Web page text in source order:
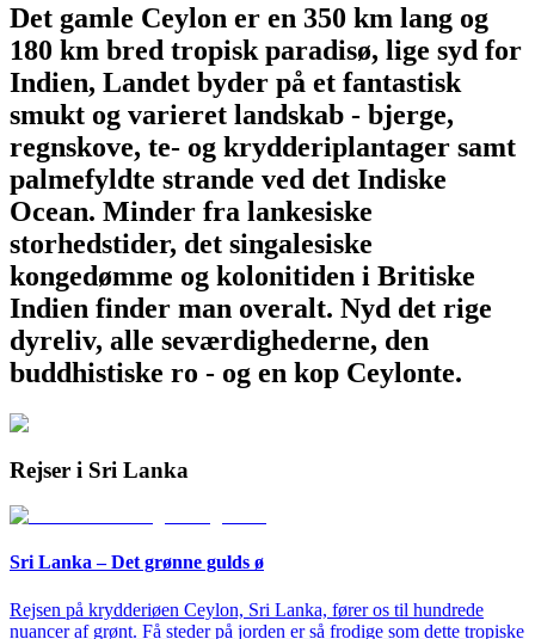
Det gamle Ceylon er en 350 km lang og
180 km bred tropisk paradisø, lige syd for
Indien, Landet byder på et fantastisk
smukt og varieret landskab - bjerge,
regnskove, te- og krydderiplantager samt
palmefyldte strande ved det Indiske
Ocean. Minder fra lankesiske
storhedstider, det singalesiske
kongedømme og kolonitiden i Britiske
Indien finder man overalt. Nyd det rige
dyreliv, alle seværdighederne, den
buddhistiske ro - og en kop Ceylonte.
Rejser i Sri Lanka
Sri Lanka – Det grønne gulds ø
Rejsen på krydderiøen Ceylon, Sri Lanka, fører os til hundrede
nuancer af grønt. Få steder på jorden er så frodige som dette tropiske